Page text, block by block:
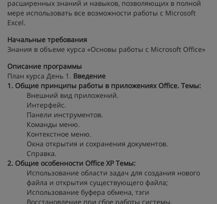
расширенных знаний и навыков, позволяющих в полной
мере использовать все возможности работы с Microsoft
Excel.
Начальные требования
Знания в объеме курса «Основы работы с Microsoft Office»
Описание программы
План курса День 1. Введение
1. Общие принципы работы в приложениях Office. Темы:
Внешний вид приложений.
Интерфейс.
Панели инструментов.
Команды меню.
Контекстное меню.
Окна открытия и сохранения документов.
Справка.
2. Общие особенности Office XP Темы:
Использование области задач для создания нового
файла и открытия существующего файла;
Использование буфера обмена, тэги
Восстановление при сбое работы системы.